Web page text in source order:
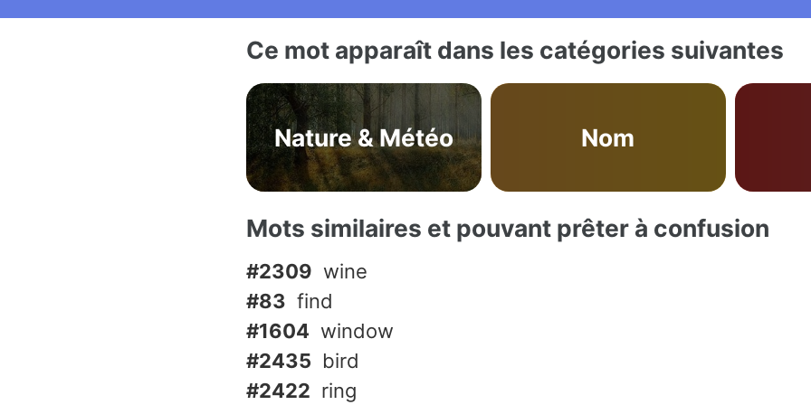
Ce mot apparaît dans les catégories suivantes
Nature & Météo Nom
Mots similaires et pouvant prêter à confusion
#2309 wine
#83 find
#1604 window
#2435 bird
#2422 ring